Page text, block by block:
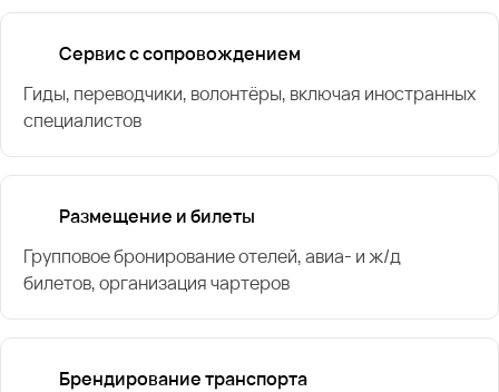
Сервис с сопровождением
Гиды, переводчики, волонтёры, включая иностранных
специалистов
Размещение и билеты
Групповое бронирование отелей, авиа- и ж/д
билетов, организация чартеров
Брендирование транспорта